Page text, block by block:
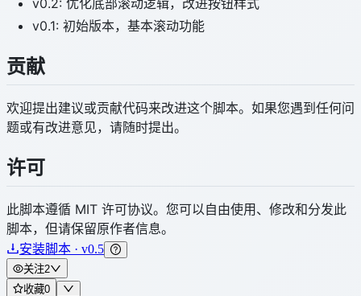
v0.1: 初始版本，基本滚动功能
贡献
欢迎提出建议或贡献代码来改进这个脚本。如果您遇到任何问
题或有改进意见，请随时提出。
许可
此脚本遵循 MIT 许可协议。您可以自由使用、修改和分发此
脚本，但请保留原作者信息。
安装脚本 · v0.5
关注2
收藏0